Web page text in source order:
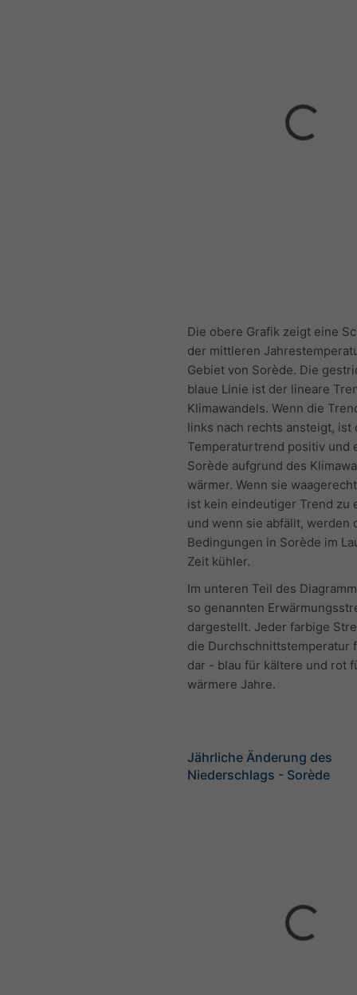
Die obere Grafik zeigt eine
der mittleren
Gebiet von Sorède. Die
blaue Linie ist der lineare
Klimawandels. Wenn die
links nach rechts ansteigt, ist
Temperaturtrend positiv und
Sorède aufgrund des
wärmer. Wenn sie
ist kein eindeutiger Trend zu
und wenn sie abfällt, werden
Bedingungen in Sorède im
Zeit kühler.
Im unteren Teil des
so genannten
dargestellt. Jeder farbige
die Durchschnittstemperatur
dar - blau für kältere und rot
wärmere Jahre.
Jährliche Änderung des
Niederschlags - Sorède